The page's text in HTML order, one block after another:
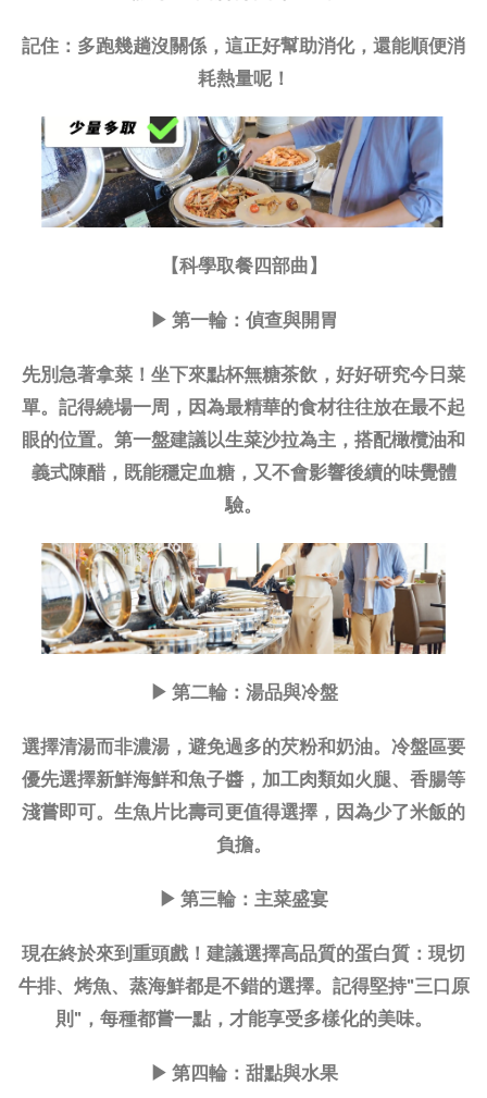
記住：多跑幾趟沒關係，這正好幫助消化，還能順便消
耗熱量呢！
【科學取餐四部曲】
▶ 第一輪：偵查與開胃
先別急著拿菜！坐下來點杯無糖茶飲，好好研究今日菜
單。記得繞場一周，因為最精華的食材往往放在最不起
眼的位置。第一盤建議以生菜沙拉為主，搭配橄欖油和
義式陳醋，既能穩定血糖，又不會影響後續的味覺體
驗。
▶ 第二輪：湯品與冷盤
選擇清湯而非濃湯，避免過多的芡粉和奶油。冷盤區要
優先選擇新鮮海鮮和魚子醬，加工肉類如火腿、香腸等
淺嘗即可。生魚片比壽司更值得選擇，因為少了米飯的
負擔。
▶ 第三輪：主菜盛宴
現在終於來到重頭戲！建議選擇高品質的蛋白質：現切
牛排、烤魚、蒸海鮮都是不錯的選擇。記得堅持"三口原
則"，每種都嘗一點，才能享受多樣化的美味。
▶ 第四輪：甜點與水果